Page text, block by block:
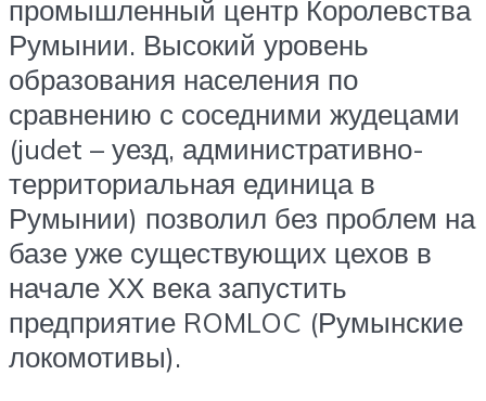
промышленный центр Королевства
Румынии. Высокий уровень
образования населения по
сравнению с соседними жудецами
(judet – уезд, административно-
территориальная единица в
Румынии) позволил без проблем на
базе уже существующих цехов в
начале ХХ века запустить
предприятие ROMLOC (Румынские
локомотивы).